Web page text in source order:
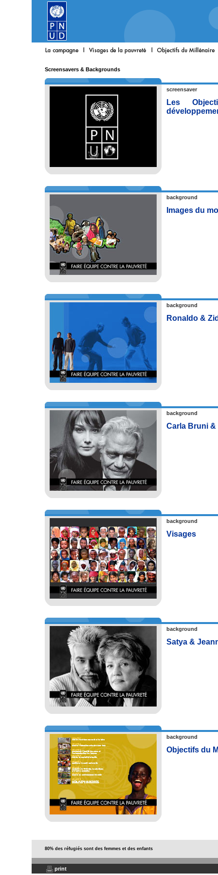
Screensavers & Backgrounds
screensaver
Les
background
Images du
background
Ronaldo &
background
Carla Bruni &
background
Visages
background
Satya &
background
Objectifs du
80% des réfugiés sont des femmes et des enfants
print